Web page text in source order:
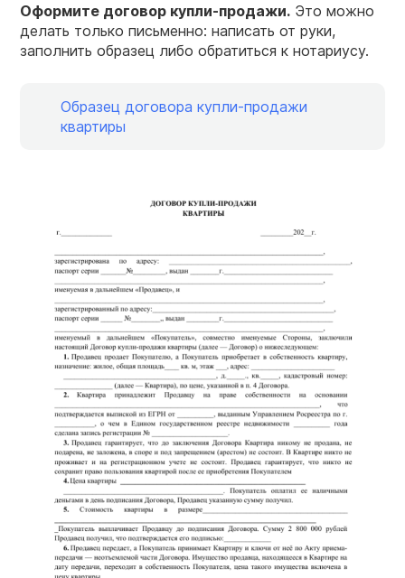
Оформите договор купли-продажи. Это можно
делать только письменно: написать от руки,
заполнить образец либо обратиться к нотариусу.
Образец договора купли-продажи
квартиры